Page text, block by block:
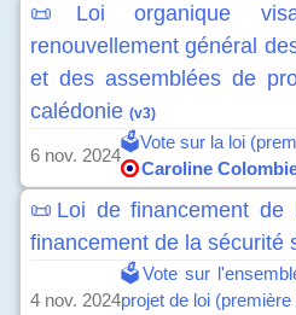
📜Loi organique
renouvellement général
et des assemblées de
calédonie (v3)
6 nov. 2024
🗳️Vote sur la loi
Caroline
📜Loi de financement de
financement de la sécurité
4 nov. 2024
🗳️Vote sur
projet de loi (première